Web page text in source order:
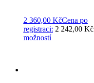
2 360,00 KčCena po
registraci: 2 242,00 Kč
možností